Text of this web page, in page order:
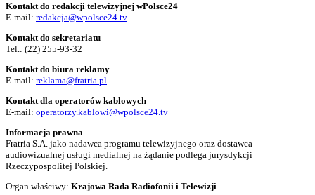
Kontakt do redakcji telewizyjnej wPolsce24
E-mail: redakcja@wpolsce24.tv
Kontakt do sekretariatu
Tel.: (22) 255-93-32
Kontakt do biura reklamy
E-mail: reklama@fratria.pl
Kontakt dla operatorów kablowych
E-mail: operatorzy.kablowi@wpolsce24.tv
Informacja prawna
Fratria S.A. jako nadawca programu telewizyjnego oraz dostawca
audiowizualnej usługi medialnej na żądanie podlega jurysdykcji
Rzeczypospolitej Polskiej.
Organ właściwy: Krajowa Rada Radiofonii i Telewizji.